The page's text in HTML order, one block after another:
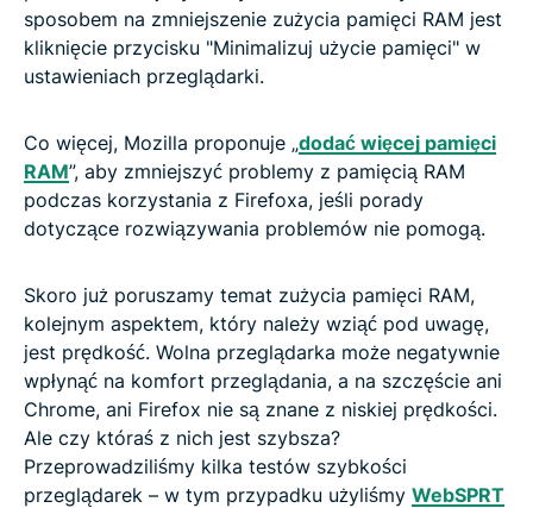
sposobem na zmniejszenie zużycia pamięci RAM jest
kliknięcie przycisku "Minimalizuj użycie pamięci" w
ustawieniach przeglądarki.
Co więcej, Mozilla proponuje „dodać więcej pamięci
RAM”, aby zmniejszyć problemy z pamięcią RAM
podczas korzystania z Firefoxa, jeśli porady
dotyczące rozwiązywania problemów nie pomogą.
Skoro już poruszamy temat zużycia pamięci RAM,
kolejnym aspektem, który należy wziąć pod uwagę,
jest prędkość. Wolna przeglądarka może negatywnie
wpłynąć na komfort przeglądania, a na szczęście ani
Chrome, ani Firefox nie są znane z niskiej prędkości.
Ale czy któraś z nich jest szybsza?
Przeprowadziliśmy kilka testów szybkości
przeglądarek – w tym przypadku użyliśmy WebSPRT